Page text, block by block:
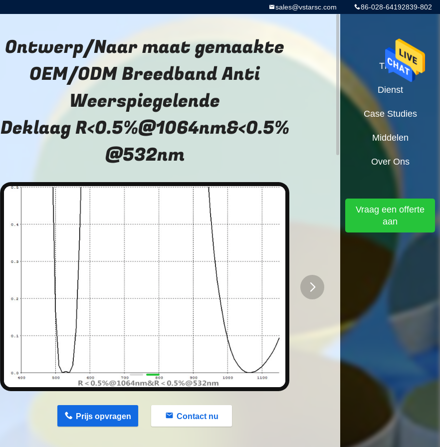
86-028-64192839-802
sales@vstarsc.com
Ontwerp/Naar maat gemaakte
OEM/ODM Breedband Anti
Weerspiegelende
Deklaag R<0.5%@1064nm&<0.5%
@532nm
Prijs opvragen Contact nu
Thuis
Dienst
Case Studies
Middelen
Over Ons
Vraag een offerte
aan